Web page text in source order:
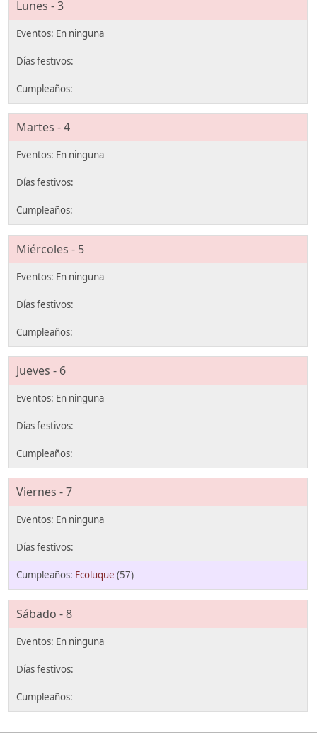
Lunes - 3
Martes - 4
Miércoles - 5
Jueves - 6
Viernes - 7
Fcoluque (57)
Sábado - 8